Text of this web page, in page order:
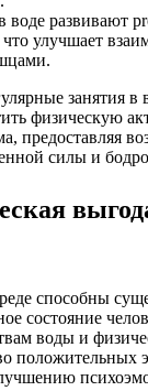
воде развивают
улучшает
занятия в
физическую
предоставляя
силы и
способны
состояние
воды и
положительных